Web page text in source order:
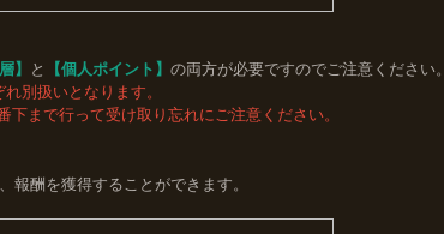
】
と 【個人ポイント】 の両方が必要ですのでご注意ください。
別扱いとなります。
まで行って受け取り忘れにご注意ください。
報酬を獲得することができます。